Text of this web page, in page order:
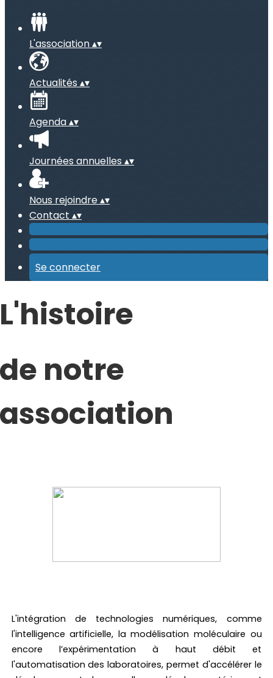
L'association▴▾
Actualités ▴▾
Agenda▴▾
Journées annuelles ▴▾
Nous rejoindre▴▾
Contact ▴▾
Se connecter
notre
L'intégration de technologies numériques, comme
l'intelligence artificielle, la modélisation moléculaire ou
encore l’expérimentation à haut débit et
l'automatisation des laboratoires, permet d'accélérer le